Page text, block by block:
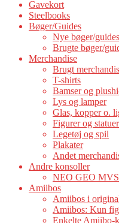
Gavekort
Steelbooks
Bøger/Guides
Nye bøger/guides
Brugte bøger/
Merchandise
Brugt
T-shirts
Bamser og
Lys og lamper
Glas, kopper o.
Figurer og statuer
Legetøj og spil
Plakater
Andet
Andre konsoller
NEO GEO MVS
Amiibos
Amiibos i
Amiibos: Kun
Enkelte Amiibo-